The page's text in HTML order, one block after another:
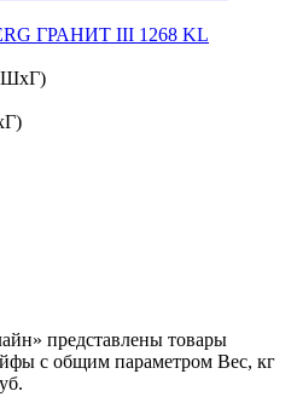
ГРАНИТ III 1268 KL
представлены товары
с общим параметром Вес, кг